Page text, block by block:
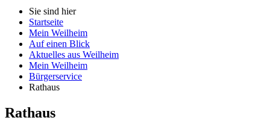
Sie sind hier
Startseite
Mein Weilheim
Auf einen Blick
Aktuelles aus Weilheim
Mein Weilheim
Bürgerservice
Rathaus
Rathaus